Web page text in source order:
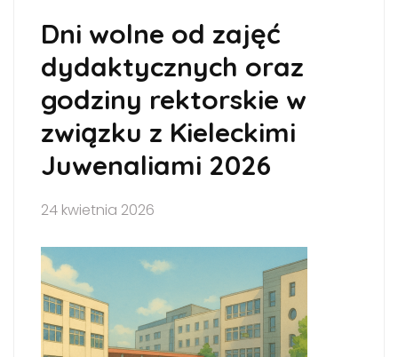
Dni wolne od zajęć
dydaktycznych oraz
godziny rektorskie w
związku z Kieleckimi
Juwenaliami 2026
24 kwietnia 2026